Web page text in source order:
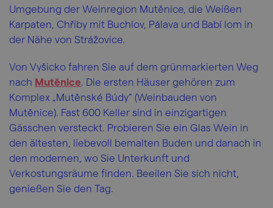
Umgebung der Weinregion Mutěnice, die Weißen
Karpaten, Chřiby mit Buchlov, Pálava und Babí lom in
der Nähe von Strážovice.
Von Vyšicko fahren Sie auf dem grünmarkierten Weg
nach Mutěnice. Die ersten Häuser gehören zum
Komplex „Mutěnské Búdy“ (Weinbauden von
Mutěnice). Fast 600 Keller sind in einzigartigen
Gässchen versteckt. Probieren Sie ein Glas Wein in
den ältesten, liebevoll bemalten Buden und danach in
den modernen, wo Sie Unterkunft und
Verkostungsräume finden. Beeilen Sie sich nicht,
genießen Sie den Tag.